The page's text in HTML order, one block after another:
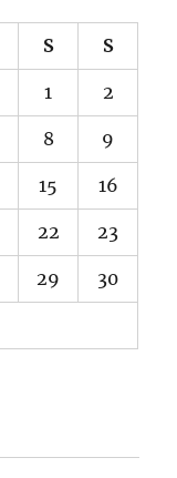
S S
1 2
8 9
15 16
22 23
29 30